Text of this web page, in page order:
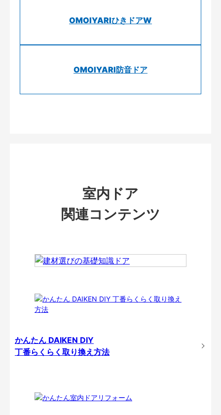
OMOIYARIひきドアW
OMOIYARI防音ドア
室内ドア
関連コンテンツ
かんたん DAIKEN DIY
丁番らくらく取り換え方法